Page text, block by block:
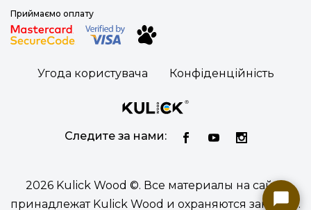
Приймаємо оплату
Угода користувача Конфіденційність
Следите за нами:
2026 Kulick Wood ©. Все материалы на сайте
принадлежат Kulick Wood и охраняются законом.